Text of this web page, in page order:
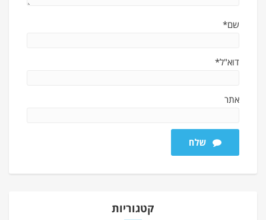
שם*
דוא"ל*
אתר
שלח
קטגוריות